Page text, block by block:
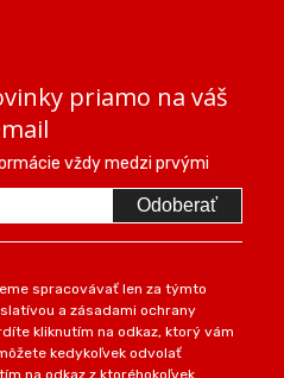
priamo na váš
vždy medzi prvými
Odoberať
spracovávať len za týmto
a zásadami ochrany
kliknutím na odkaz, ktorý vám
kedykoľvek odvolať
na odkaz z ktoréhokoľvek